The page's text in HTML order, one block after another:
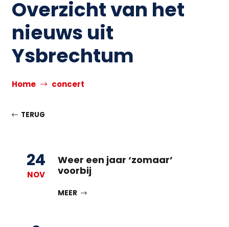
Overzicht van het
nieuws uit
Ysbrechtum
Home concert
TERUG
24
NOV
Weer een jaar ‘zomaar’
voorbij
MEER